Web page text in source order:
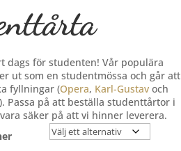
dags för studenten! Vår populära
ut som en studentmössa och går att
fyllningar (Opera, Karl-Gustavoch
Passa på att beställa studenttårtor i
säker på att vi hinner leverera.